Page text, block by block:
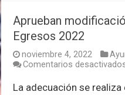
Aprueban
Egresos 2022
noviembre 4, 2022
Comentarios
La adecuación se